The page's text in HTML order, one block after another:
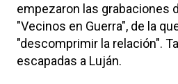
empezaron las grabaciones
"Vecinos en Guerra", de la
"descomprimir la relación".
escapadas a Luján.